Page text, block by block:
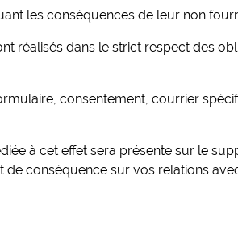
les conséquences de leur non
réalisés dans le strict respect des
consentement, courrier
à cet effet sera présente sur le
conséquence sur vos relations